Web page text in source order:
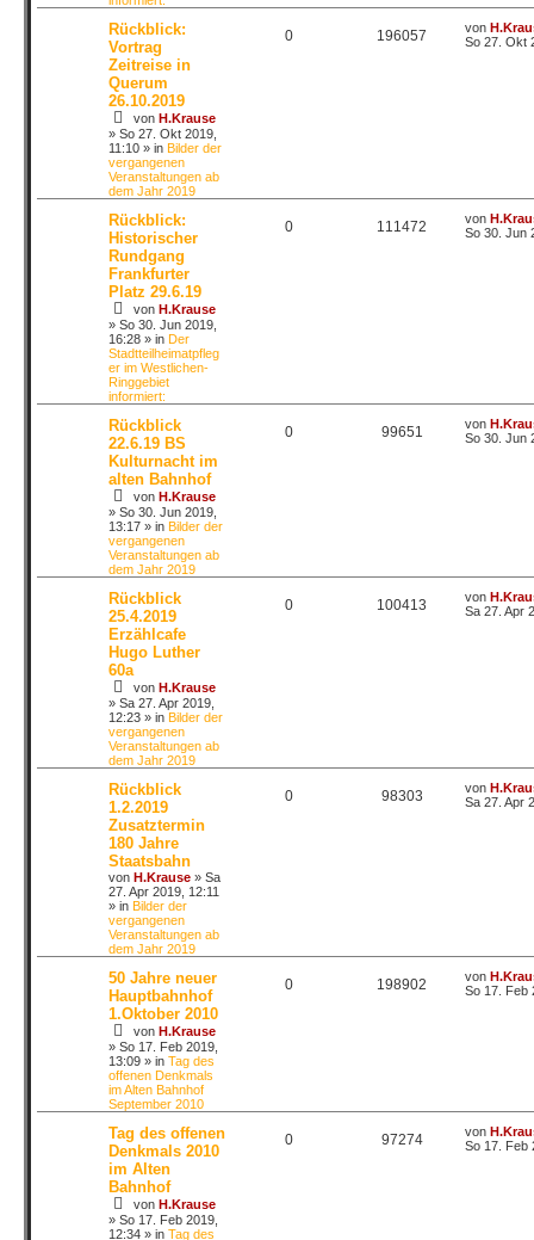
Rückblick:
Vortrag
Zeitreise in
Querum
26.10.2019
von H.Krause
» So 27. Okt 2019,
11:10 » in Bilder der
vergangenen
Veranstaltungen ab
dem Jahr 2019
0 196057 von
So 27. Okt
Rückblick:
Historischer
Rundgang
Frankfurter
Platz 29.6.19
von H.Krause
» So 30. Jun 2019,
16:28 » in Der
Stadtteilheimatpfleg
er im Westlichen-
Ringgebiet
informiert:
0 111472 von
So 30. Jun
Rückblick
22.6.19 BS
Kulturnacht im
alten Bahnhof
von H.Krause
» So 30. Jun 2019,
13:17 » in Bilder der
vergangenen
Veranstaltungen ab
dem Jahr 2019
0 99651 von
So 30. Jun
Rückblick
25.4.2019
Erzählcafe
Hugo Luther
60a
von H.Krause
» Sa 27. Apr 2019,
12:23 » in Bilder der
vergangenen
Veranstaltungen ab
dem Jahr 2019
0 100413 von
Sa 27. Apr
Rückblick
1.2.2019
Zusatztermin
180 Jahre
Staatsbahn
von H.Krause » Sa
27. Apr 2019, 12:11
» in Bilder der
vergangenen
Veranstaltungen ab
dem Jahr 2019
0 98303 von
Sa 27. Apr
50 Jahre neuer
Hauptbahnhof
1.Oktober 2010
von H.Krause
» So 17. Feb 2019,
13:09 » in Tag des
offenen Denkmals
im Alten Bahnhof
September 2010
0 198902 von
So 17. Feb
Tag des offenen
Denkmals 2010
im Alten
Bahnhof
von H.Krause
» So 17. Feb 2019,
12:34 » in Tag des
0 97274 von
So 17. Feb